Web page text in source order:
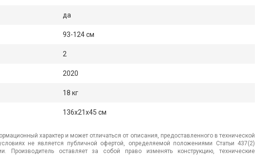
да
93-124 см
2
2020
18 кг
136x21x45 см
характер и может отличаться от описания, предоставленного в технической
не является публичной офертой, определяемой положениями Статьи 437(2)
Производитель оставляет за собой право изменять конструкцию, технические